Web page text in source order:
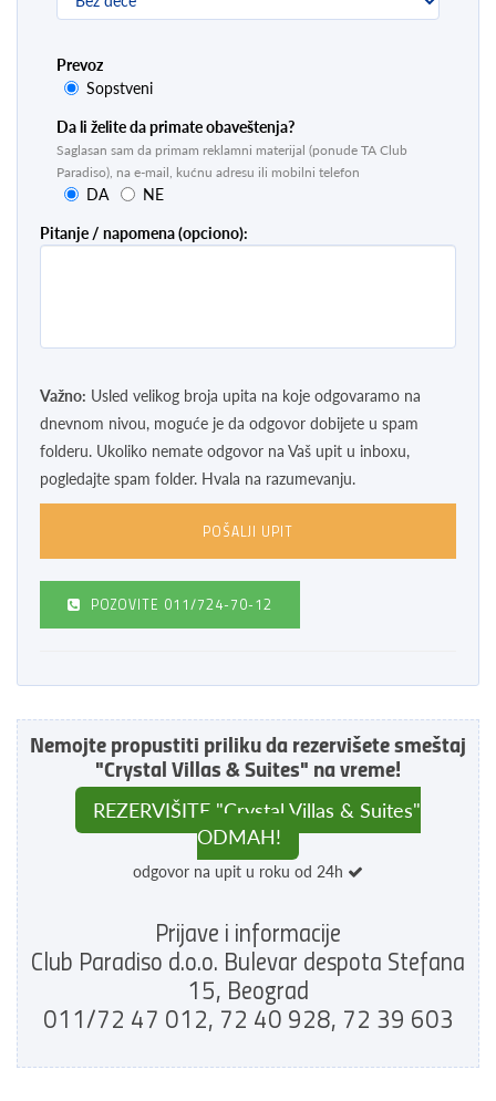
Prevoz
Sopstveni
Da li želite da primate obaveštenja?
Saglasan sam da primam reklamni materijal (ponude TA Club
Paradiso), na e-mail, kućnu adresu ili mobilni telefon
DA NE
Pitanje / napomena (opciono):
Važno: Usled velikog broja upita na koje odgovaramo na
dnevnom nivou, moguće je da odgovor dobijete u spam
folderu. Ukoliko nemate odgovor na Vaš upit u inboxu,
pogledajte spam folder. Hvala na razumevanju.
POZOVITE 011/724-70-12
Nemojte propustiti priliku da rezervišete smeštaj
"Crystal Villas & Suites" na vreme!
REZERVIŠITE "Crystal Villas & Suites"
ODMAH!
odgovor na upit u roku od 24h
Prijave i informacije
Club Paradiso d.o.o. Bulevar despota Stefana
15, Beograd
011/72 47 012, 72 40 928, 72 39 603